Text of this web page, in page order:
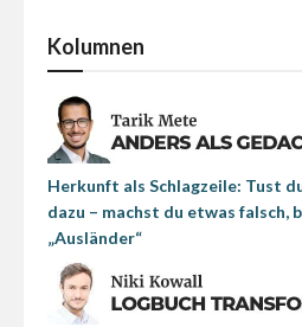
Kolumnen
Herkunft als Schlagzeile: Tust
dazu – machst du etwas falsch,
„Ausländer“